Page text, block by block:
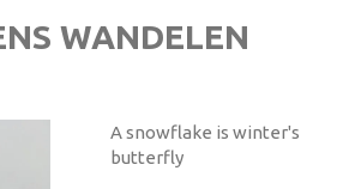
WANDELEN
A snowflake is winter's
butterfly